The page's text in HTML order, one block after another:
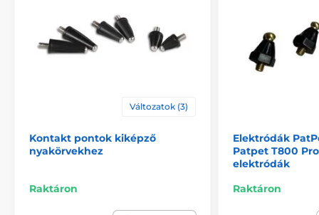
Változatok (3)
Kontakt pontok kiképző
nyakörvekhez
Raktáron
Elektródák
Patpet T800
elektródák
Raktáron